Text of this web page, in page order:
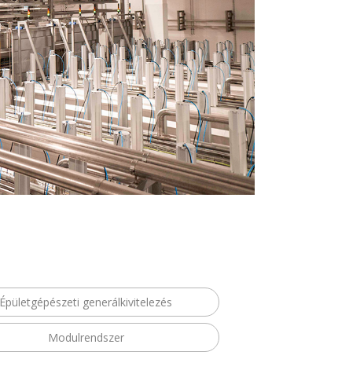
Épületgépészeti generálkivitelezés
Modulrendszer